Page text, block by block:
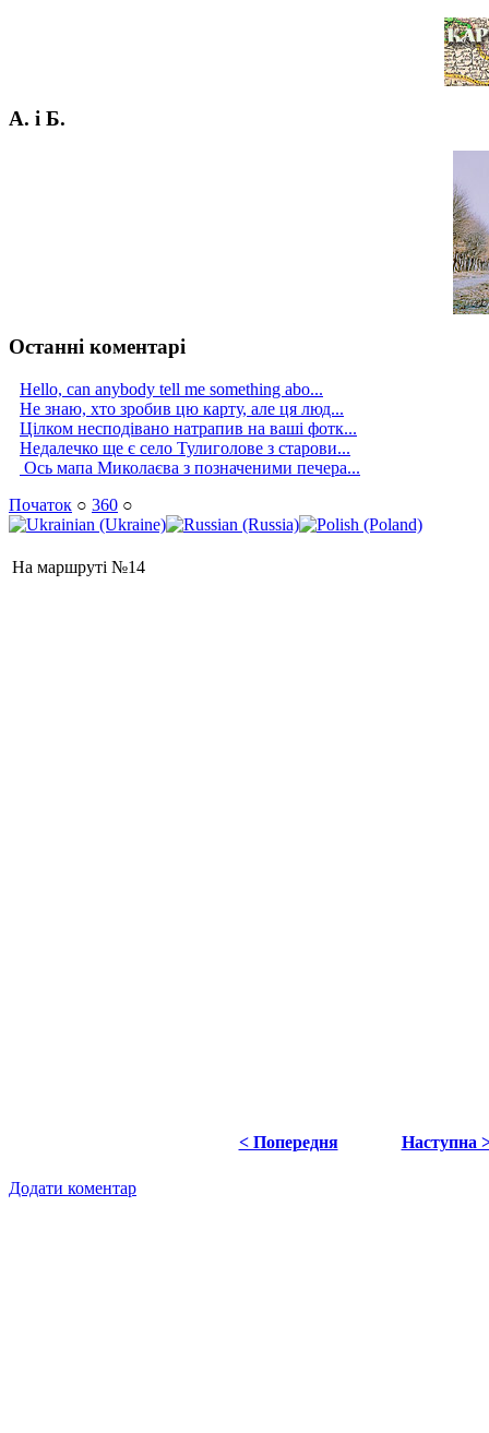
А. і Б.
Останні коментарі
Hello, can anybody tell me something abo...
Не знаю, хто зробив цю карту, але ця люд...
Цілком несподівано натрапив на ваші фотк...
Недалечко ще є село Тулиголове з старови...
Ось мапа Миколаєва з позначеними печера...
Початок ○ 360 ○
На маршруті №14
< Попередня Наступна
Додати коментар